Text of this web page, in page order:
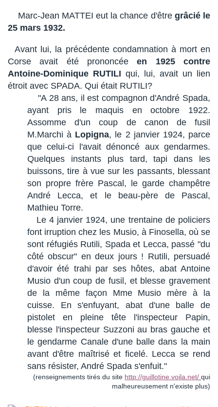
Marc-Jean MATTEI eut la chance d'être grâcié le
25 mars 1932.
Avant lui, la précédente condamnation à mort en
Corse avait été prononcée en 1925 contre
Antoine-Dominique RUTILI qui, lui, avait un lien
étroit avec SPADA. Qui était RUTILI?
"A 28 ans, il est compagnon d'André Spada,
ayant pris le maquis en octobre 1922.
Assomme d'un coup de canon de fusil
M.Marchi à Lopigna, le 2 janvier 1924, parce
que celui-ci l'avait dénoncé aux gendarmes.
Quelques instants plus tard, tapi dans les
buissons, tire à vue sur les passants, blessant
son propre frère Pascal, le garde champêtre
André Lecca, et le beau-père de Pascal,
Mathieu Torre.
Le 4 janvier 1924, une trentaine de policiers
font irruption chez les Musio, à Finosella, où se
sont réfugiés Rutili, Spada et Lecca, passé "du
côté obscur" en deux jours ! Rutili, persuadé
d'avoir été trahi par ses hôtes, abat Antoine
Musio d'un coup de fusil, et blesse gravement
de la même façon Mme Musio mère à la
cuisse. En s'enfuyant, abat d'une balle de
pistolet en pleine tête l'inspecteur Papin,
blesse l'inspecteur Suzzoni au bras gauche et
le gendarme Canale d'une balle dans la main
avant d'être maîtrisé et ficelé. Lecca se rend
sans résister, André Spada s'enfuit."
(renseignements tirés du site http://guillotine.voila.net/ qui
malheureusement n'existe plus)